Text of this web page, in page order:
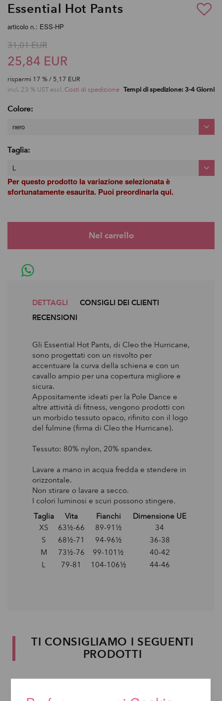
Essential Hot Pants
articolo n.: ESS-HP
31,01 EUR
25,84 EUR
risparmi 17 % / 5,17 EUR
incl. 23 % UST escl. Costi di spedizione Tempi di spedizione: 3-4 Giorni
Colore:
nero
Taglia:
L
Per questo prodotto la variazione selezionata è
sfortunatamente esaurita. Puoi preordinarla qui.
DETTAGLI
CONSIGLI DEI CLIENTI
RECENSIONI
Gli Essential Hot Pants, di Cleo the Hurricane,
sono progettati con un risvolto per
accentuare la curva della schiena e con un
cavallo ampio per una copertura migliore e
sicura.
Appositamente ideati per la Pole Dance e
altre attività di fitness, vengono prodotti con
un morbido tessuto opaco, rifinito con il logo
del fulmine (firma di Cleo the Hurricane).
Tessuto: 80% nylon, 20% spandex.
Lavare a mano in acqua fredda e stendere in
orizzontale.
Non stirare o lavare a secco.
I colori luminosi e scuri possono stingere.
Taglia
Vita Fianchi
Dimensione UE
XS
63½-66 89-91½
34
S
68½-71 94-96½
36-38
M
73½-76 99-101½
40-42
L
79-81 104-106½ 44-46
TI CONSIGLIAMO I SEGUENTI
PRODOTTI